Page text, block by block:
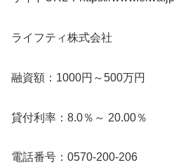
ライフティ株式会社
融資額：1000円～500万円
貸付利率：8.0％～ 20.00％
電話番号：0570-200-206